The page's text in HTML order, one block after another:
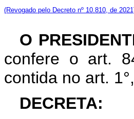
(Revogado pelo Decreto nº 10.810, de
O
confere o art.
contida no art.
DECRETA: